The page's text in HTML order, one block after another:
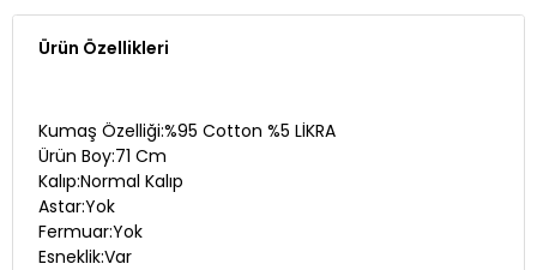
Ürün Özellikleri
Kumaş Özelliği:%95 Cotton %5 LİKRA
Ürün Boy:71 Cm
Kalıp:Normal Kalıp
Astar:Yok
Fermuar:Yok
Esneklik:Var